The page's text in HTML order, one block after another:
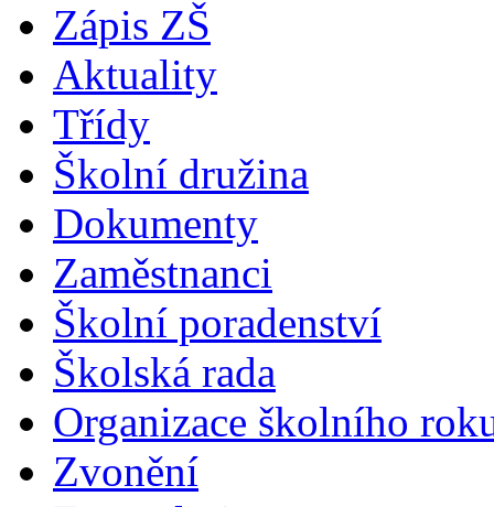
Zápis ZŠ
Aktuality
Třídy
Školní družina
Dokumenty
Zaměstnanci
Školní poradenství
Školská rada
Organizace školního
Zvonění